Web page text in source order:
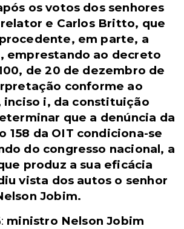
os votos dos senhores
e Carlos Britto, que
em parte, a
emprestando ao decreto
de 20 de dezembro de
conforme ao
i, da constituição
que a denúncia da
158 da OIT condiciona-se
do congresso nacional, a
produz a sua eficácia
vista dos autos o senhor
Jobim.
ministro Nelson Jobim